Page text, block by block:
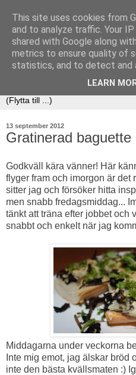
13 september 2012
Gratinerad
Godkväll kära vänner! Här
flyger fram och imorgon är det
sitter jag och försöker hitta
men snabb fredagsmiddag...
tänkt att träna efter jobbet och
snabbt och enkelt när jag
Middagarna under veckorna
Inte mig emot, jag älskar bröd
inte den bästa kvällsmaten :)
This site uses cookies from
and to analyze traffic. Your
shared with Google along
metrics to ensure quality of
statistics, and to detect and
LEARN